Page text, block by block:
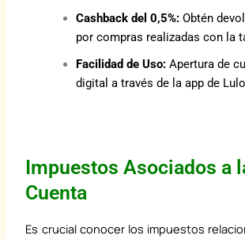
Cashback del 0,5%: Obtén
por compras realizadas con la
Facilidad de Uso: Apertura de
digital a través de la app de
Impuestos Asociados a
Cuenta
Es crucial conocer los impuestos